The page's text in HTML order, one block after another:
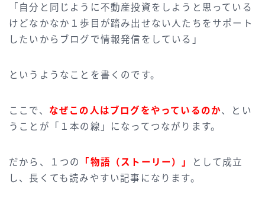
「自分と同じように不動産投資をしようと思っている
けどなかなか１歩目が踏み出せない人たちをサポート
したいからブログで情報発信をしている」
というようなことを書くのです。
ここで、 なぜこの人はブログをやっているのか、とい
うことが「１本の線」になってつながります。
だから、１つの 「物語（ストーリー）」
として成立
し、長くても読みやすい記事になります。